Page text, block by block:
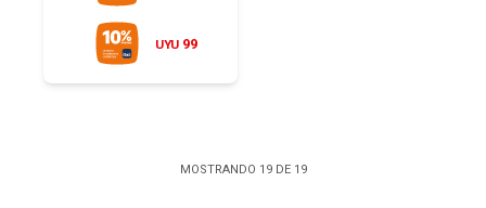
UYU 99
MOSTRANDO 19DE 19